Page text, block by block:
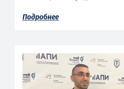
Подробнее